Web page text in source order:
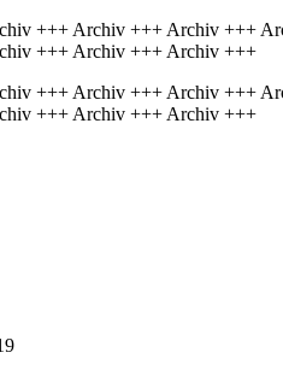
+++ Archiv +++ Archiv +++
+++ Archiv +++ Archiv +++
+++ Archiv +++ Archiv +++
+++ Archiv +++ Archiv +++